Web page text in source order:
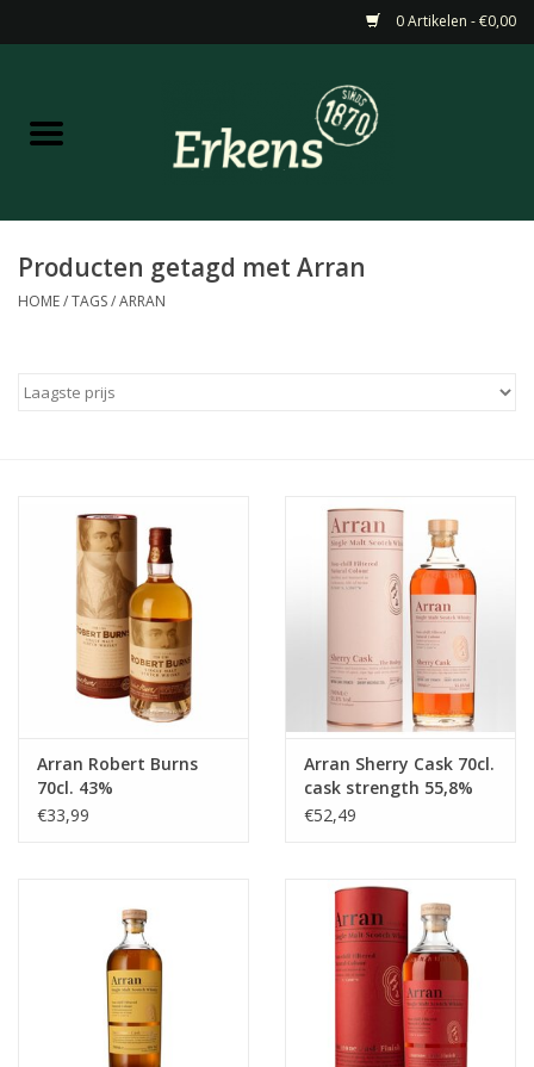
0 Artikelen - €0,00
Home
Barneveldse specialiteiten
Gedistilleerd &
likeuren&Overig
Wijnglazen - openers -karaffen
Producten getagd met Arran
HOME/TAGS/ARRAN
Arran Robert Burns
70cl. 43%
€33,99
Arran Sherry Cask 70cl.
cask strength 55,8%
€52,49